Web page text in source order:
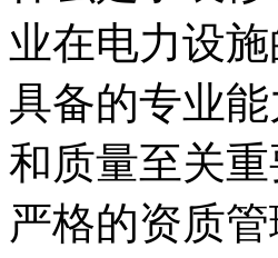
业在电力设
具备的专业
和质量至关
严格的资质